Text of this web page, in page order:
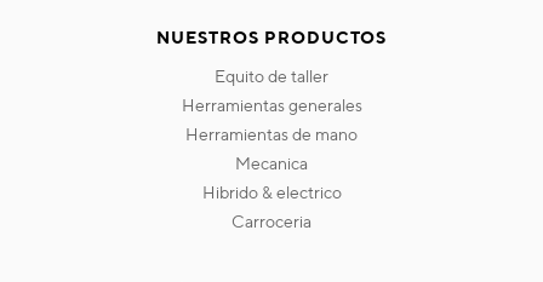
NUESTROS PRODUCTOS
equito de taller
herramientas generales
herramientas de mano
mecanica
hibrido & electrico
carroceria